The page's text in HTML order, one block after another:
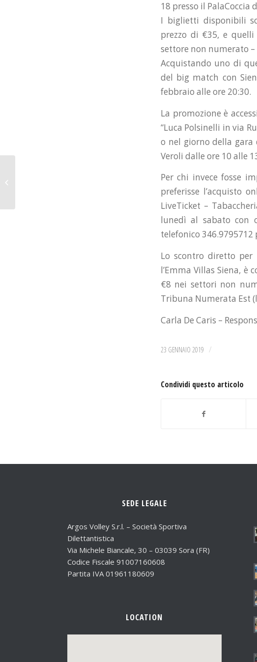
18 presso il PalaCoccia
I biglietti disponibili
prezzo di €35, e
settore non numerato –
Acquistando uno di
del big match con
febbraio alle ore 20:30.
La promozione è
“Luca Polsinelli in via
o nel giorno della gara
Veroli dalle ore 10 alle
Per chi invece fosse
preferisse l’acquisto
LiveTicket –
lunedì al sabato con
telefonico
Lo scontro diretto per
l’Emma Villas Siena,
€8 nei settori non
Tribuna Numerata Est
Carla De Caris –
23 GENNAIO 2019 /
Condividi questo articolo
SEDE LEGALE
Argos Volley S.r.l. – Società Sportiva
Dilettantistica
Via Michele Biancale, 30 – 03039 Sora (FR)
Codice Fiscale 91007160608
Partita IVA 01961180609
LOCATION